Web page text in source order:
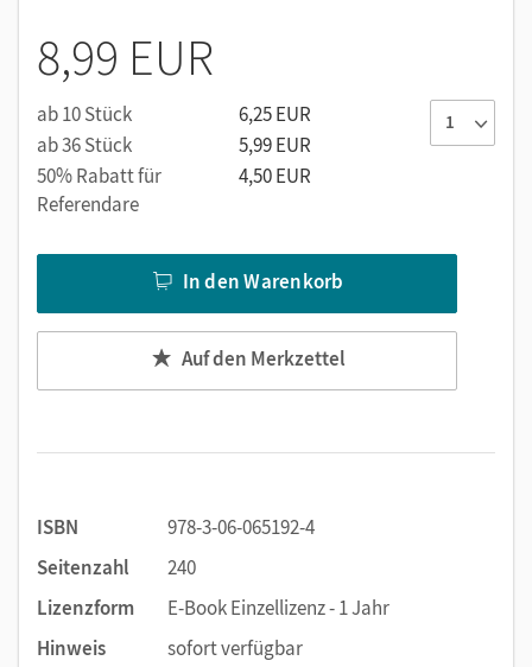
8,99 EUR
ab 10 Stück
6,25 EUR
ab 36 Stück
5,99 EUR
50% Rabatt für
Referendare
4,50 EUR
In den Warenkorb
Auf den Merkzettel
ISBN
978-3-06-065192-4
Seitenzahl
240
Lizenzform
E-Book Einzellizenz - 1 Jahr
Hinweis
sofort verfügbar